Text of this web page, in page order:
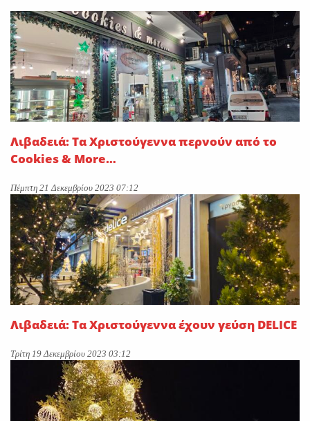
Λιβαδειά: Τα Χριστούγεννα περνούν από το
Cookies & More…
Πέμπτη 21 Δεκεμβρίου 2023 07:12
Λιβαδειά: Τα Χριστούγεννα έχουν γεύση DELICE
Τρίτη 19 Δεκεμβρίου 2023 03:12